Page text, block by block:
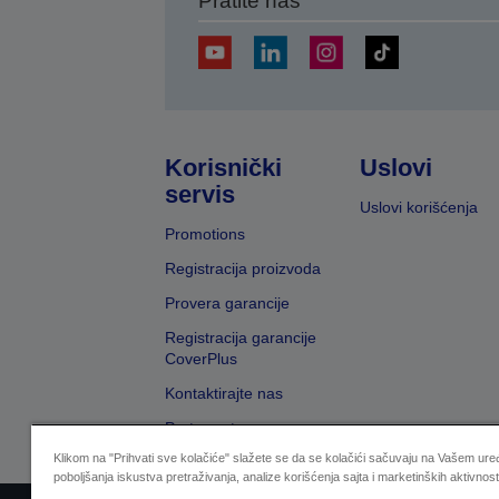
Korisnički
servis
Promotions
Registracija proizvoda
Provera garancije
Registracija garancije
CoverPlus
Kontaktirajte nas
Pretraga trgovaca
Uslovi
Uslovi korišćenja
Klikom na "Prihvati sve kolačiće" slažete se da se kolačići sačuvaju na Vašem
poboljšanja iskustva pretraživanja, analize korišćenja sajta i marketinških